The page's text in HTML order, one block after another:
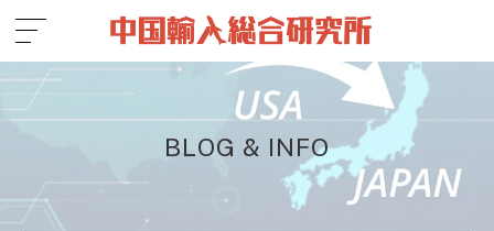
BLOG & INFO